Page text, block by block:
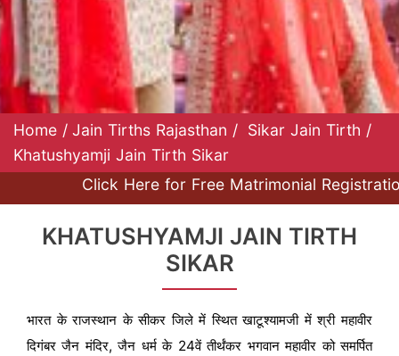
Home / Jain Tirths Rajasthan / Sikar Jain Tirth /
Khatushyamji Jain Tirth Sikar
Click Here for Free Matrimonial Registration at
KHATUSHYAMJI JAIN TIRTH
SIKAR
भारत के राजस्थान के सीकर जिले में स्थित खाटूश्यामजी में श्री महावीर
दिगंबर जैन मंदिर, जैन धर्म के 24वें तीर्थंकर भगवान महावीर को समर्पित